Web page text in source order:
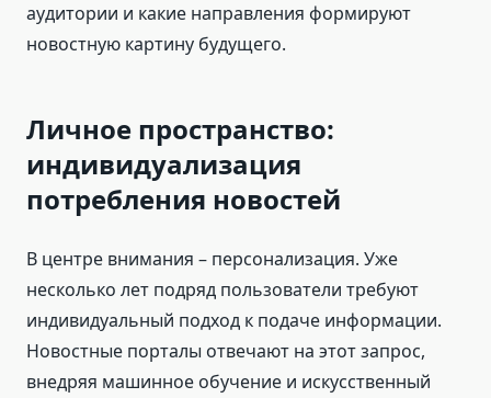
аудитории и какие направления формируют
новостную картину будущего.
Личное пространство:
индивидуализация
потребления новостей
В центре внимания – персонализация. Уже
несколько лет подряд пользователи требуют
индивидуальный подход к подаче информации.
Новостные порталы отвечают на этот запрос,
внедряя машинное обучение и искусственный